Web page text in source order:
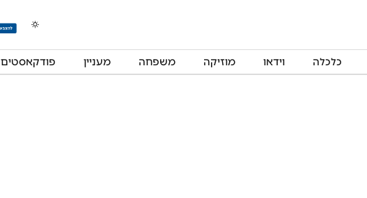
כלכלה וידאו מוזיקה משפחה מעניין פודקאסטים